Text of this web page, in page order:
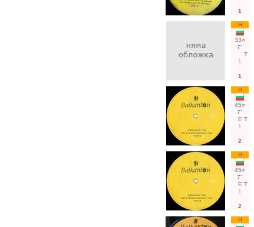
1
Н
33○
7"
Т
1
1
Н
45○
7"
Е Т
1
2
Н
45○
7"
Е Т
1
2
Н